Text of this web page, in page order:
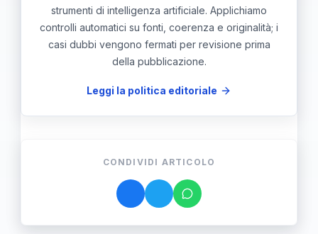
strumenti di intelligenza artificiale. Applichiamo
controlli automatici su fonti, coerenza e originalità; i
casi dubbi vengono fermati per revisione prima
della pubblicazione.
Leggi la politica editoriale
CONDIVIDI ARTICOLO